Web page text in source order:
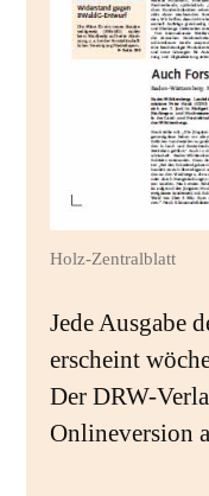
Holz-Zentralblatt
Jede Ausgabe
erscheint
Der DRW-
Onlineversion